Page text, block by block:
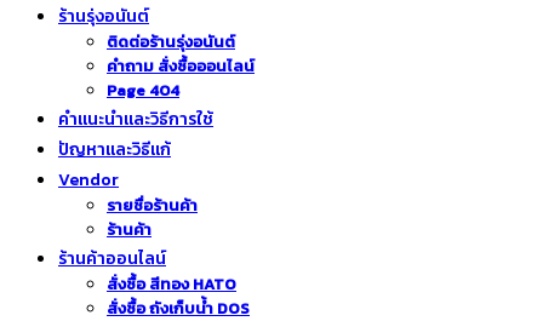
ร้านรุ่งอนันต์
ติดต่อร้านรุ่งอนันต์
คำถาม สั่งซื้อออนไลน์
Page 404
คำแนะนำและวิธีการใช้
ปัญหาและวิธีแก้
Vendor
รายชื่อร้านค้า
ร้านค้า
ร้านค้าออนไลน์
สั่งซื้อ สีทอง HATO
สั่งซื้อ ถังเก็บน้ำ DOS